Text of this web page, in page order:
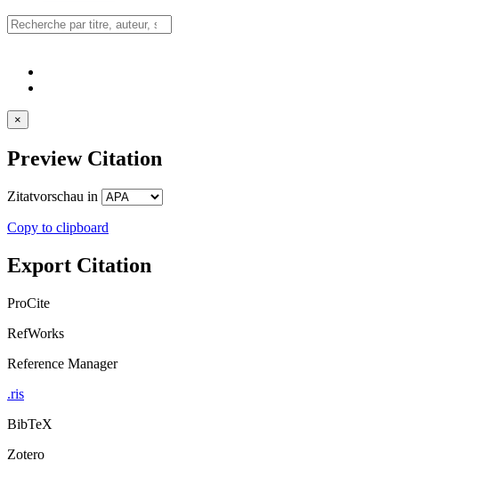
×
Preview Citation
Zitatvorschau in
Copy to clipboard
Export Citation
ProCite
RefWorks
Reference Manager
.ris
BibTeX
Zotero